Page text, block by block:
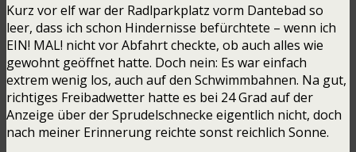
Kurz vor elf war der Radlparkplatz vorm Dantebad so
leer, dass ich schon Hindernisse befürchtete – wenn ich
EIN! MAL! nicht vor Abfahrt checkte, ob auch alles wie
gewohnt geöffnet hatte. Doch nein: Es war einfach
extrem wenig los, auch auf den Schwimmbahnen. Na gut,
richtiges Freibadwetter hatte es bei 24 Grad auf der
Anzeige über der Sprudelschnecke eigentlich nicht, doch
nach meiner Erinnerung reichte sonst reichlich Sonne.